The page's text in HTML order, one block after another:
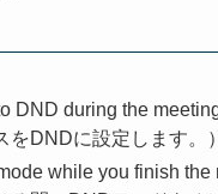
DND during the
をDNDに設定します。）
while you finish the